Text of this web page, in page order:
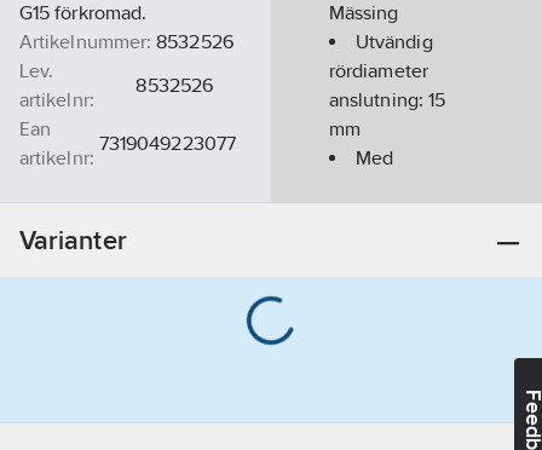
G15 förkromad.
Artikelnummer: 8532526
Lev.
artikelnr:
8532526
Ean
artikelnr:
7319049223077
Mässing
Utvändig
rördiameter
anslutning: 15
mm
Med
Varianter